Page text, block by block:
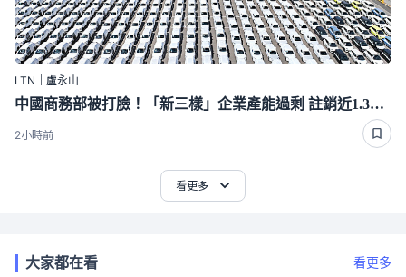
LTN｜盧永山
中國商務部被打臉！「新三樣」企業產能過剩 註銷近1.3萬家
2小時前
看更多
大家都在看 看更多